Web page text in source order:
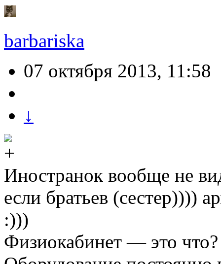
barbariska
07 октября 2013, 11:58
↓
Иностранок вообще не
если братьев (сестер))))
:)))
Физиокабинет — это что?